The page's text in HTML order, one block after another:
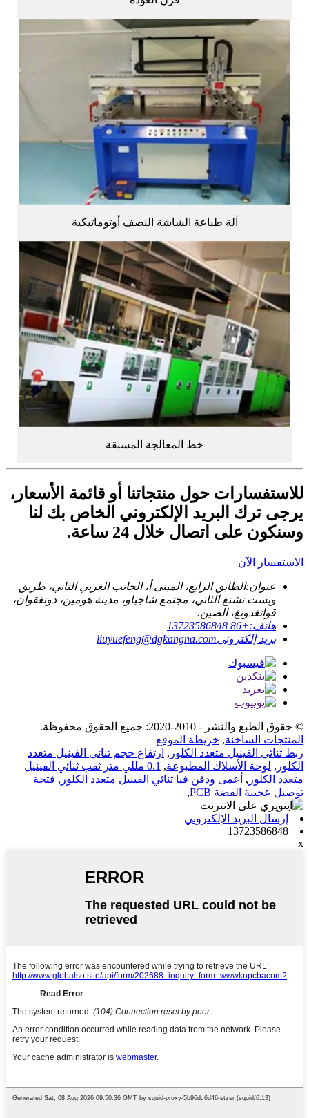
آلة طباعة الشاشة النصف أوتوماتيكية
خط المعالجة المسبقة
للاستفسارات حول منتجاتنا أو قائمة الأسعار،
يرجى ترك البريد الإلكتروني الخاص بك لنا
وسنكون على اتصال خلال 24 ساعة.
الاستفسار الآن
عنوان:الطابق الرابع، المبنى أ، الجانب الغربي الثاني، طريق
ويست تشنغ الثاني، مجتمع شاجياو، مدينة هومين، دونغقوان،
قوانغدونغ، الصين.
هاتف:+86 13723586848
بريد إلكترونيliuyuefeng@dgkangna.com
© حقوق الطبع والنشر - 2010-2020: جميع الحقوق محفوظة.
المنتجات الساخنة, خريطة الموقع
ربط ثنائي الفينيل متعدد الكلور , ارتفاع حجم ثنائي الفينيل متعدد
الكلور , لوحة الأسلاك المطبوعة,
0.1 مللي متر ثقب ثنائي الفينيل
متعدد الكلور , أعمى ودفن فيا ثنائي الفينيل متعدد الكلور , فتحة
توصيل عجينة الفضة PCB
,
إرسال البريد الإلكتروني
13723586848
x